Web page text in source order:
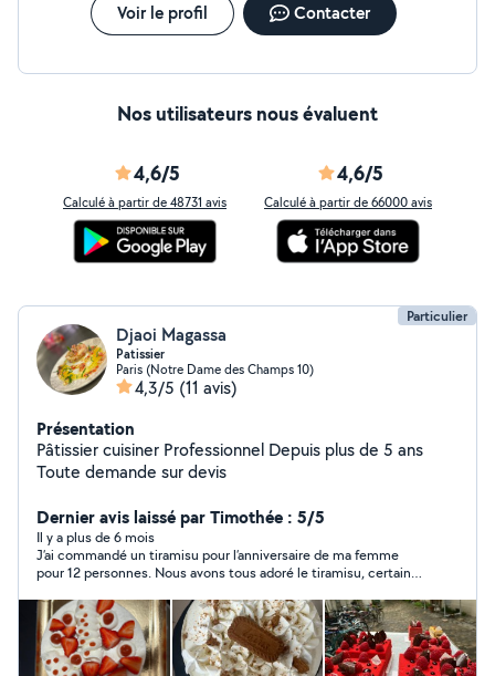
Voir le profil Contacter
Nos utilisateurs nous évaluent
4,6/5
Calculé à partir de 48731 avis
4,6/5
Calculé à partir de 66000 avis
Particulier
Djaoi Magassa
Patissier
Paris (Notre Dame des Champs 10)
4,3/5 (11 avis)
Présentation
Pâtissier cuisiner Professionnel Depuis plus de 5 ans
Toute demande sur devis
Dernier avis laissé par Timothée : 5/5
Il y a plus de 6 mois
J’ai commandé un tiramisu pour l’anniversaire de ma femme
pour 12 personnes. Nous avons tous adoré le tiramisu, certains